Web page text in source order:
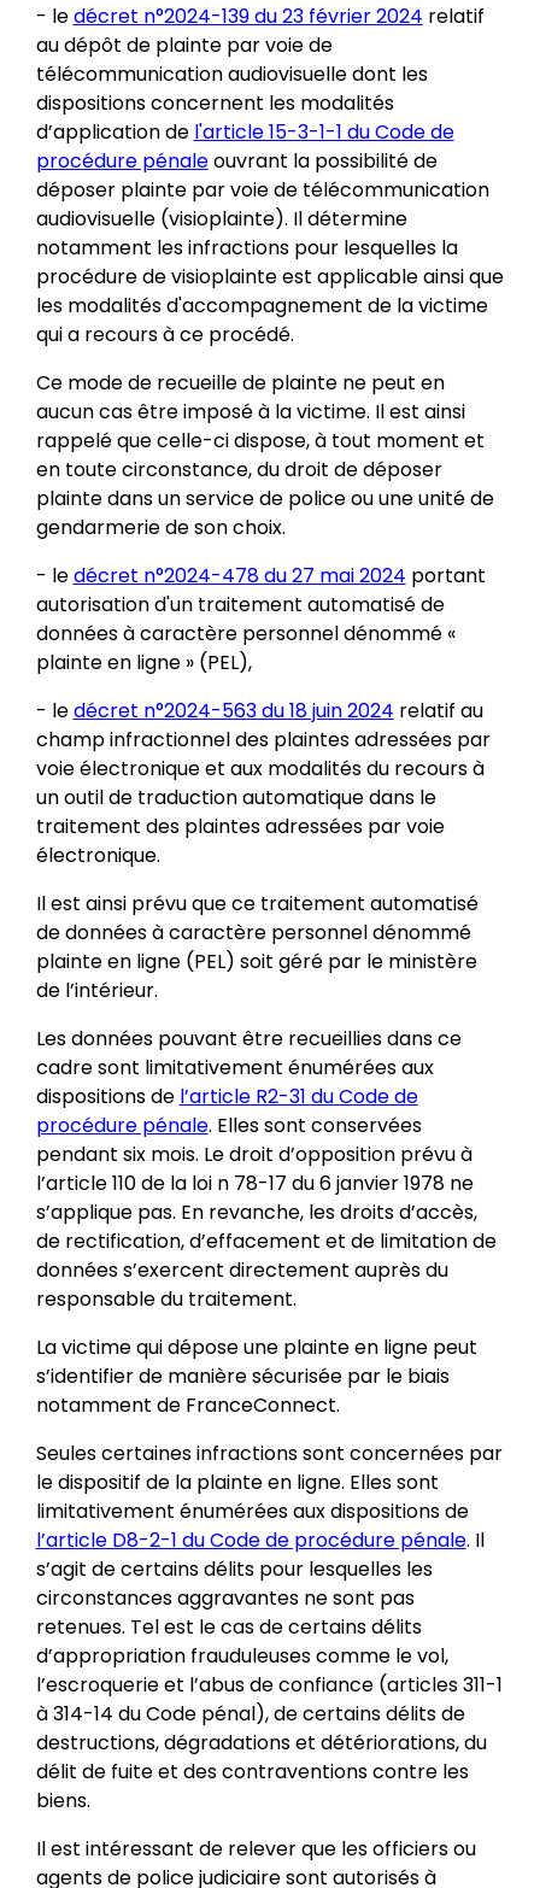
- ledécret n°2024-139 du 23 février 2024 relatif
au dépôt de plainte par voie de
télécommunication audiovisuelle dont les
dispositions concernent les modalités
d’application de l'article 15-3-1-1 du Code de
procédure pénaleouvrant la possibilité de
déposer plainte par voie de télécommunication
audiovisuelle (visioplainte). Il détermine
notamment les infractions pour lesquelles la
procédure de visioplainte est applicable ainsi que
les modalités d'accompagnement de la victime
qui a recours à ce procédé.
Ce mode de recueille de plainte ne peut en
aucun cas être imposé à la victime. Il est ainsi
rappelé que celle-ci dispose, à tout moment et
en toute circonstance, du droit de déposer
plainte dans un service de police ou une unité de
gendarmerie de son choix.
- ledécret n°2024-478 du 27 mai 2024 portant
autorisation d'un traitement automatisé de
données à caractère personnel dénommé «
plainte en ligne » (PEL),
- ledécret n°2024-563 du 18 juin 2024 relatif au
champ infractionnel des plaintes adressées par
voie électronique et aux modalités du recours à
un outil de traduction automatique dans le
traitement des plaintes adressées par voie
électronique.
Il est ainsi prévu que ce traitement automatisé
de données à caractère personnel dénommé
plainte en ligne (PEL) soit géré par le ministère
de l’intérieur.
Les données pouvant être recueillies dans ce
cadre sont limitativement énumérées aux
dispositions de l’article R2-31 du Code de
procédure pénale. Elles sont conservées
pendant six mois. Le droit d’opposition prévu à
l’article 110 de la loi n 78-17 du 6 janvier 1978 ne
s’applique pas. En revanche, les droits d’accès,
de rectification, d’effacement et de limitation de
données s’exercent directement auprès du
responsable du traitement.
La victime qui dépose une plainte en ligne peut
s’identifier de manière sécurisée par le biais
notamment de FranceConnect.
Seules certaines infractions sont concernées par
le dispositif de la plainte en ligne. Elles sont
limitativement énumérées aux dispositions de
l’article D8-2-1 du Code de procédure pénale. Il
s’agit de certains délits pour lesquelles les
circonstances aggravantes ne sont pas
retenues. Tel est le cas de certains délits
d’appropriation frauduleuses comme le vol,
l’escroquerie et l’abus de confiance (articles 311-1
à 314-14 du Code pénal), de certains délits de
destructions, dégradations et détériorations, du
délit de fuite et des contraventions contre les
biens.
Il est intéressant de relever que les officiers ou
agents de police judiciaire sont autorisés à